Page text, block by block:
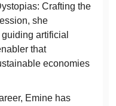
Crafting the
she
artificial
that
economies
Emine has